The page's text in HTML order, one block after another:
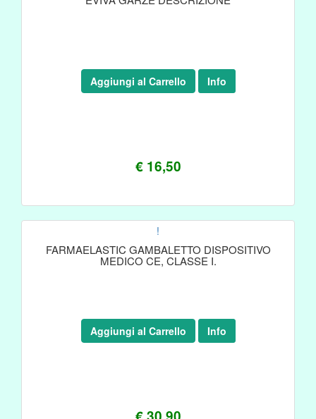
€ 16,50
Aggiungi al Carrello Info
!
FARMAELASTIC GAMBALETTO DISPOSITIVO
MEDICO CE, CLASSE I.
Aggiungi al Carrello Info